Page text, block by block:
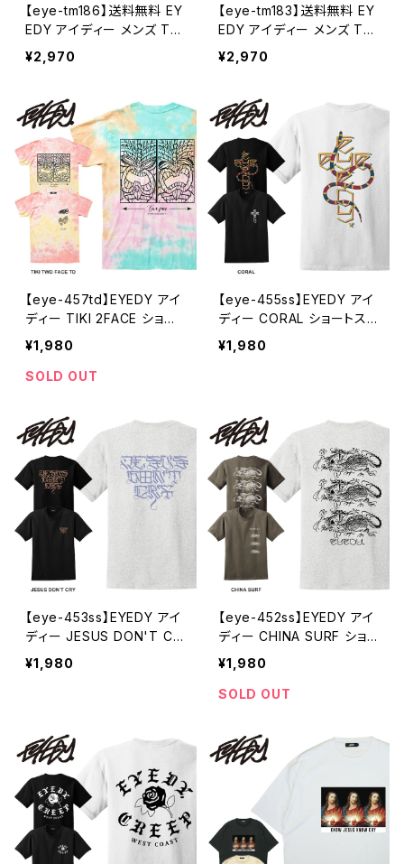
【eye-tm186】送料無料 EY
EDY アイディー メンズ TH
E COFEESHOP 架空のコ
ーヒーショップ 半袖 tシャツ
ゃれ ストリート 綿 コットン
¥2,970
【eye-tm183】送料無料 EY
EDY アイディー メンズ TE
AM CROWN 半袖 tシャツ
ブランド 大きいサイズ おし
スケート XL XXL XXXL
¥2,970
【eye-457td】EYEDY アイ
ディー TIKI 2FACE ショー
トスリーブTシャツ メンズ レ
ディース ユニセックス 大き
いサイズ WHITE BLACK
¥1,980
SOLD OUT
【eye-455ss】EYEDY アイ
ディー CORAL ショートスリ
ーブTシャツ メンズ レディ
ース ユニセックス 大きいサ
ブ半袖 プリント
¥1,980
【eye-453ss】EYEDY アイ
ディー JESUS DON'T CR
Y ショートスリーブTシャツ
メンズ レディース ユニセッ
ートスリーブ
¥1,980
【eye-452ss】EYEDY アイ
ディー CHINA SURF ショ
ートスリーブTシャツ メンズ
レディース ユニセックス 大
きいサイズ WHTIE BLACK
¥1,980
SOLD OUT